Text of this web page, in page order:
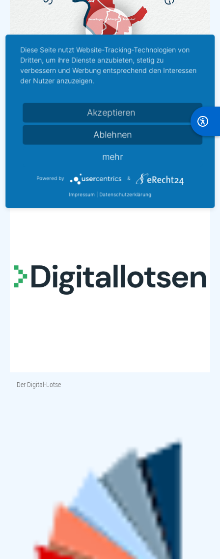
Imagefilm
Der Digital-Lotse
Diese Seite nutzt Website-Tracking-Technologien von
Dritten, um ihre Dienste anzubieten, stetig zu
verbessern und Werbung entsprechend den Interessen
der Nutzer anzuzeigen.
Akzeptieren
Ablehnen
mehr
Powered by &
Impressum Datenschutzerklärung